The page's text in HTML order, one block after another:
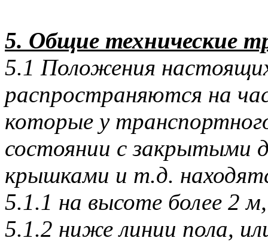
5. Общие технические
5.1 Положения
распространяются на
которые у
состоянии с закрытыми
крышками и т.д.
5.1.1 на высоте более 2
5.1.2 ниже линии пола,